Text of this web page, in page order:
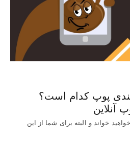
پوپ کدام است؟
آنلاین
خواند و البته برای شما از این